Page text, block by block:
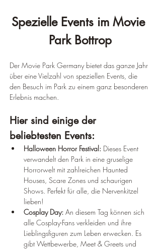
Spezielle Events im Movie
Park Bottrop
Der Movie Park Germany bietet das ganze Jahr
über eine Vielzahl von speziellen Events, die
den Besuch im Park zu einem ganz besonderen
Erlebnis machen.
Hier sind einige der
beliebtesten Events:
Halloween Horror Festival: Dieses Event
verwandelt den Park in eine gruselige
Horrorwelt mit zahlreichen Haunted
Houses, Scare Zones und schaurigen
Shows. Perfekt für alle, die Nervenkitzel
lieben!
Cosplay Day: An diesem Tag können sich
alle Cosplay-Fans verkleiden und ihre
Lieblingsfiguren zum Leben erwecken. Es
gibt Wettbewerbe, Meet & Greets und